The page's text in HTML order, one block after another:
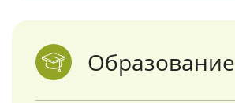
Образование